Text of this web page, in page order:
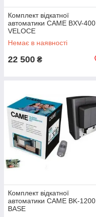
Комплект відкатної
автоматики CAME BXV-400
VELOCE
Немає в наявності
22 500 ₴
Комплект відкатної
автоматики CAME BK-1200
BASE